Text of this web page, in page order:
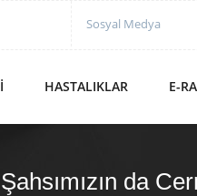
Sosyal Medya
HASTALIKLAR E-
da